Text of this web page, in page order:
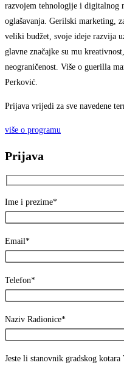
razvojem tehnologije i digitalnog
oglašavanja . Gerilski marketing,
veliki budžet, svoje ideje razvija
glavne značajke su mu
neograničenost. Više o guerilla
Perković.
Prijava vrijedi za sve navedene
više o programu
Prijava
Ime i prezime*
Email*
Telefon*
Naziv Radionice*
Jeste li stanovnik gradskog kotara